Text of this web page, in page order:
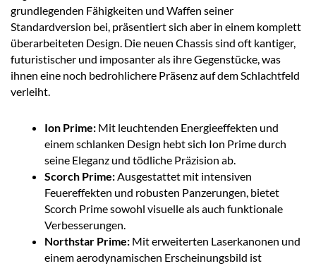
grundlegenden Fähigkeiten und Waffen seiner
Standardversion bei, präsentiert sich aber in einem komplett
überarbeiteten Design. Die neuen Chassis sind oft kantiger,
futuristischer und imposanter als ihre Gegenstücke, was
ihnen eine noch bedrohlichere Präsenz auf dem Schlachtfeld
verleiht.
Ion Prime: Mit leuchtenden Energieeffekten und
einem schlanken Design hebt sich Ion Prime durch
seine Eleganz und tödliche Präzision ab.
Scorch Prime:Ausgestattet mit intensiven
Feuereffekten und robusten Panzerungen, bietet
Scorch Prime sowohl visuelle als auch funktionale
Verbesserungen.
Northstar Prime: Mit erweiterten Laserkanonen und
einem aerodynamischen Erscheinungsbild ist